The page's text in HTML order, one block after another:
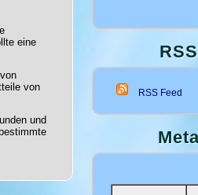
eine
von
und
RSS Feed